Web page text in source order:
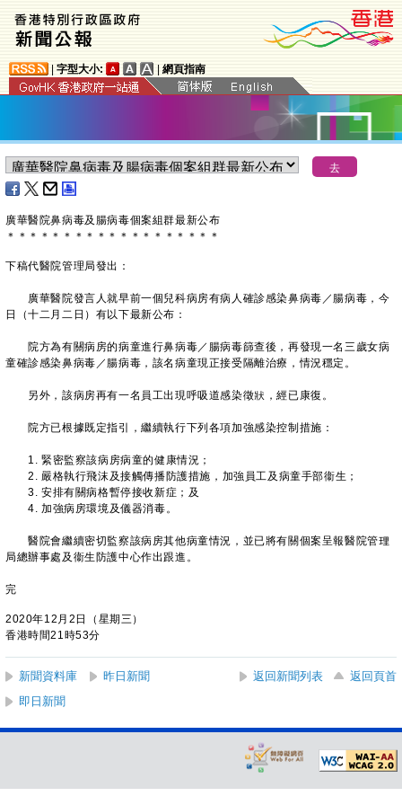
字型大小: 網頁指南
廣華醫院鼻病毒及 腸病毒個案組群最新公布
＊ ＊ ＊ ＊ ＊ ＊ ＊ ＊ ＊ ＊ ＊ ＊ ＊ ＊ ＊ ＊ ＊ ＊ ＊
下稿代醫院管理局發出：
廣華醫院發言人就早前一個兒科病房有病人確診感染鼻病毒／腸病毒，今
日（十二月二日）有以下最新公布：
院方為有關病房的病童進行鼻病毒／腸病毒篩查後，再發現一名三歲女病
童確診感染鼻病毒／腸病毒，該名病童現正接受隔離治療，情況穩定。
另外，該病房再有一名員工出現呼吸道感染徵狀，經已康復。
院方已根據既定指引，繼續執行下列各項加強感染控制措施：
1. 緊密監察該病房病童的健康情況；
2. 嚴格執行飛沫及接觸傳播防護措施，加強員工及病童手部衞生；
3. 安排有關病格暫停接收新症；及
4. 加強病房環境及儀器消毒。
醫院會繼續密切監察該病房其他病童情況，並已將有關個案呈報醫院管理
局總辦事處及衞生防護中心作出跟進。
完
2020年12月2日（星期三）
香港時間21時53分
新聞資料庫 昨日新聞 返回新聞列表
返回頁首
即日新聞